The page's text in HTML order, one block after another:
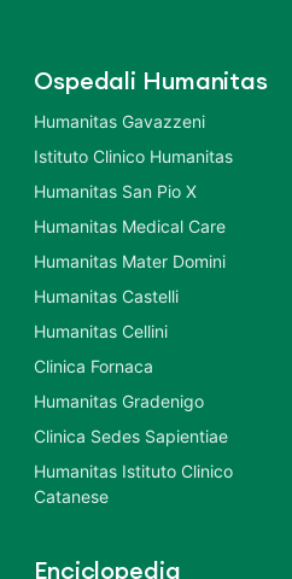
Ospedali Humanitas
Humanitas Gavazzeni
Istituto Clinico Humanitas
Humanitas San Pio X
Humanitas Medical Care
Humanitas Mater Domini
Humanitas Castelli
Humanitas Cellini
Clinica Fornaca
Humanitas Gradenigo
Clinica Sedes Sapientiae
Humanitas Istituto Clinico
Catanese
Enciclopedia